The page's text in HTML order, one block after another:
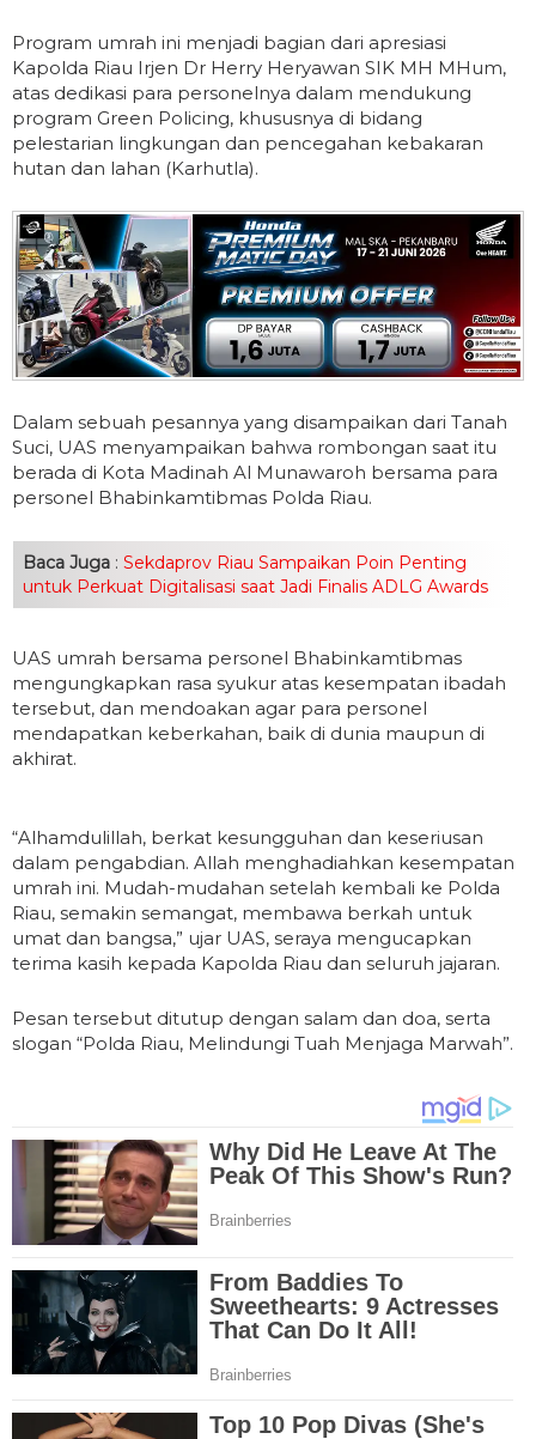
Program umrah ini menjadi bagian dari apresiasi
Kapolda Riau Irjen Dr Herry Heryawan SIK MH MHum,
atas dedikasi para personelnya dalam mendukung
program Green Policing, khususnya di bidang
pelestarian lingkungan dan pencegahan kebakaran
hutan dan lahan (Karhutla).
Dalam sebuah pesannya yang disampaikan dari Tanah
Suci, UAS menyampaikan bahwa rombongan saat itu
berada di Kota Madinah Al Munawaroh bersama para
personel Bhabinkamtibmas Polda Riau.
Baca Juga : Sekdaprov Riau Sampaikan Poin Penting
untuk Perkuat Digitalisasi saat Jadi Finalis ADLG Awards
UAS umrah bersama personel Bhabinkamtibmas
mengungkapkan rasa syukur atas kesempatan ibadah
tersebut, dan mendoakan agar para personel
mendapatkan keberkahan, baik di dunia maupun di
akhirat.
“Alhamdulillah, berkat kesungguhan dan keseriusan
dalam pengabdian. Allah menghadiahkan kesempatan
umrah ini. Mudah-mudahan setelah kembali ke Polda
Riau, semakin semangat, membawa berkah untuk
umat dan bangsa,” ujar UAS, seraya mengucapkan
terima kasih kepada Kapolda Riau dan seluruh jajaran.
Pesan tersebut ditutup dengan salam dan doa, serta
slogan “Polda Riau, Melindungi Tuah Menjaga Marwah”.